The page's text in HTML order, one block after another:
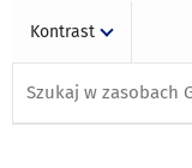
Kontrast